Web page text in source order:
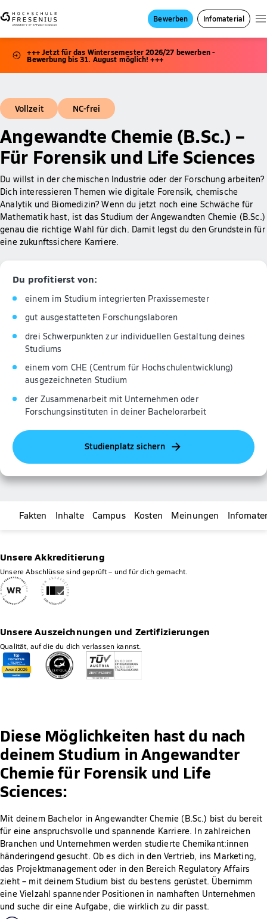
Bewerben Infomaterial
+++ Jetzt für das Wintersemester 2026/27 bewerben -
Bewerbung bis 31. August möglich! +++
Vollzeit NC-frei
Angewandte Chemie (B.Sc.) –
Für Forensik und Life Sciences
Du willst in der chemischen Industrie oder der Forschung arbeiten?
Dich interessieren Themen wie digitale Forensik, chemische
Analytik und Biomedizin? Wenn du jetzt noch eine Schwäche für
Mathematik hast, ist das Studium der Angewandten Chemie (B.Sc.)
genau die richtige Wahl für dich. Damit legst du den Grundstein für
eine zukunftssichere Karriere.
Du profitierst von:
einem im Studium integrierten Praxissemester
gut ausgestatteten Forschungslaboren
drei Schwerpunkten zur individuellen Gestaltung deines
Studiums
einem vom CHE (Centrum für Hochschulentwicklung)
ausgezeichneten Studium
der Zusammenarbeit mit Unternehmen oder
Forschungsinstituten in deiner Bachelorarbeit
Studienplatz sichern
Fakten Inhalte Campus Kosten Meinungen
Unsere Akkreditierung
Unsere Abschlüsse sind geprüft – und für dich gemacht.
Unsere Auszeichnungen und Zertifizierungen
Qualität, auf die du dich verlassen kannst.
Diese Möglichkeiten hast du nach
deinem Studium in Angewandter
Chemie für Forensik und Life
Sciences:
Mit deinem Bachelor in Angewandter Chemie (B.Sc.) bist du bereit
für eine anspruchsvolle und spannende Karriere. In zahlreichen
Branchen und Unternehmen werden studierte Chemikant:innen
händeringend gesucht. Ob es dich in den Vertrieb, ins Marketing,
das Projektmanagement oder in den Bereich Regulatory Affairs
zieht – mit deinem Studium bist du bestens gerüstet. Übernimm
eine Vielzahl spannender Positionen in namhaften Unternehmen
und suche dir eine Aufgabe, die wirklich zu dir passt.